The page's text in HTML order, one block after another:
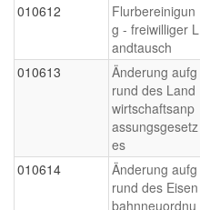
010612
Flurbereinigun
g - freiwilliger L
andtausch
010613
Änderung aufg
rund des Land
wirtschaftsanp
assungsgesetz
es
010614
Änderung aufg
rund des Eisen
bahnneuordnu